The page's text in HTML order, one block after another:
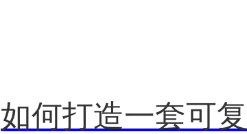
如何打造一套可